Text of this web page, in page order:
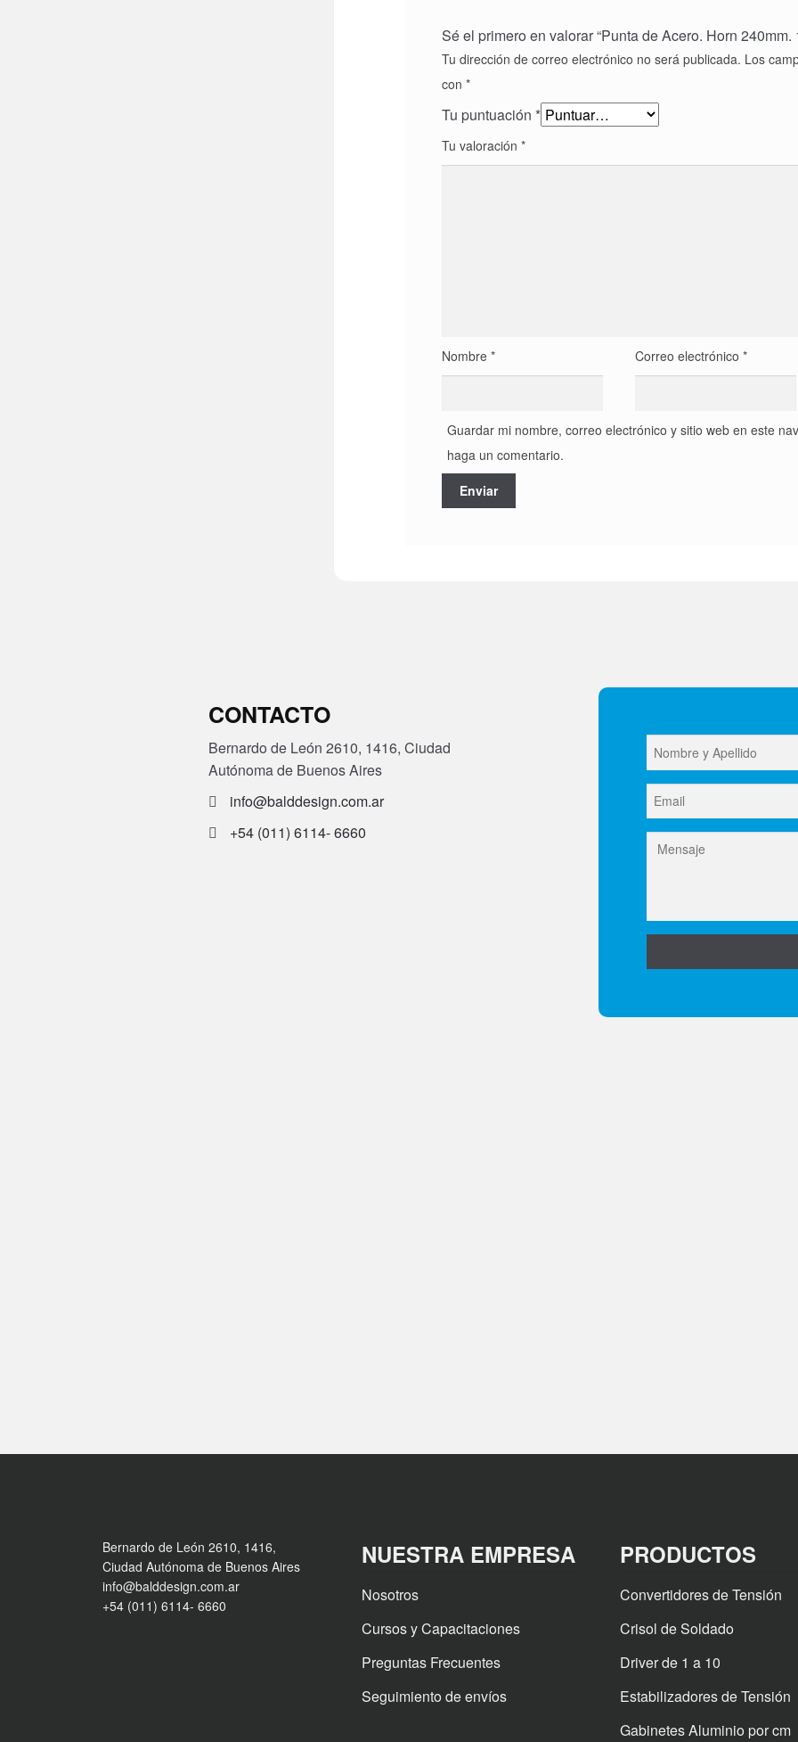
Sé el primero en valorar “Punta de Acero. Horn 240mm.
Tu dirección de correo electrónico no será publicada. Los
con*
Tu puntuación *
Tu valoración*
Nombre* Correo electrónico*
Guardar mi nombre, correo electrónico y sitio web en este
haga un comentario.
CONTACTO
Bernardo de León 2610, 1416, Ciudad
Autónoma de Buenos Aires
info@balddesign.com.ar
+54 (011) 6114- 6660
Bernardo de León 2610, 1416,
Ciudad Autónoma de Buenos Aires
info@balddesign.com.ar
+54 (011) 6114- 6660
NUESTRA EMPRESA
Nosotros
Cursos y Capacitaciones
Preguntas Frecuentes
Seguimiento de envíos
PRODUCTOS
Convertidores de Tensión
Crisol de Soldado
Driver de 1 a 10
Estabilizadores de Tensión
Gabinetes Aluminio por cm